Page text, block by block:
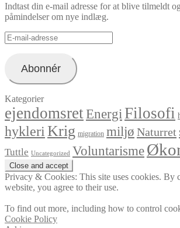
Indtast din e-mail adresse for at blive tilmeldt
påmindelser om nye indlæg.
E-
mail-
Abonnér
Kategorier
ejendomsretEnergi Filosofi
hykleri Krig migration miljø Naturret
Tuttle Uncategorized Voluntarisme
Privacy & Cookies: This site uses cookies. By
website, you agree to their use.
To find out more, including how to control
Cookie Policy